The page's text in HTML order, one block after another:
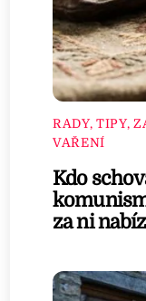
RADY, TIPY,
VAŘENÍ
Kdo
za ni